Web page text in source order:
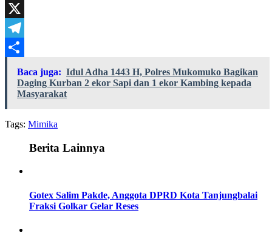
Facebook
X
Telegram
Share
Baca juga: Idul Adha 1443 H, Polres Mukomuko Bagikan
Daging Kurban 2 ekor Sapi dan 1 ekor Kambing kepada
Masyarakat
Tags: Mimika
Berita Lainnya
Gotex Salim Pakde, Anggota DPRD Kota Tanjungbalai
Fraksi Golkar Gelar Reses